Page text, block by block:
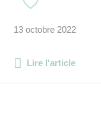
13 octobre 2022
Lire l'article